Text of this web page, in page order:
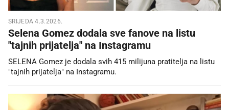
SRIJEDA 4.3.2026.
Selena Gomez dodala sve fanove na listu
"tajnih prijatelja" na Instagramu
SELENA Gomez je dodala svih 415 milijuna pratitelja na listu
"tajnih prijatelja" na Instagramu.